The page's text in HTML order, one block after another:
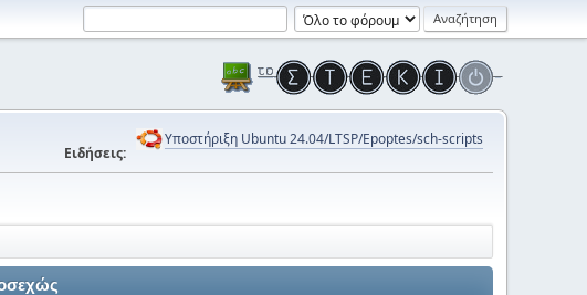
Ειδήσεις:
Υποστήριξη Ubuntu 24.04/LTSP/Epoptes/sch-scripts